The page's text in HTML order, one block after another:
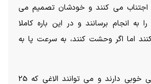
اجتناب می کنند و خودشان تصمیم می
به انجام برسانند و در این باره کاملا
اما اگر وحشت کنند، به سرعت پا به
الاغ ها حافظه خیلی خوبی دارند و می توانند الاغی که 25